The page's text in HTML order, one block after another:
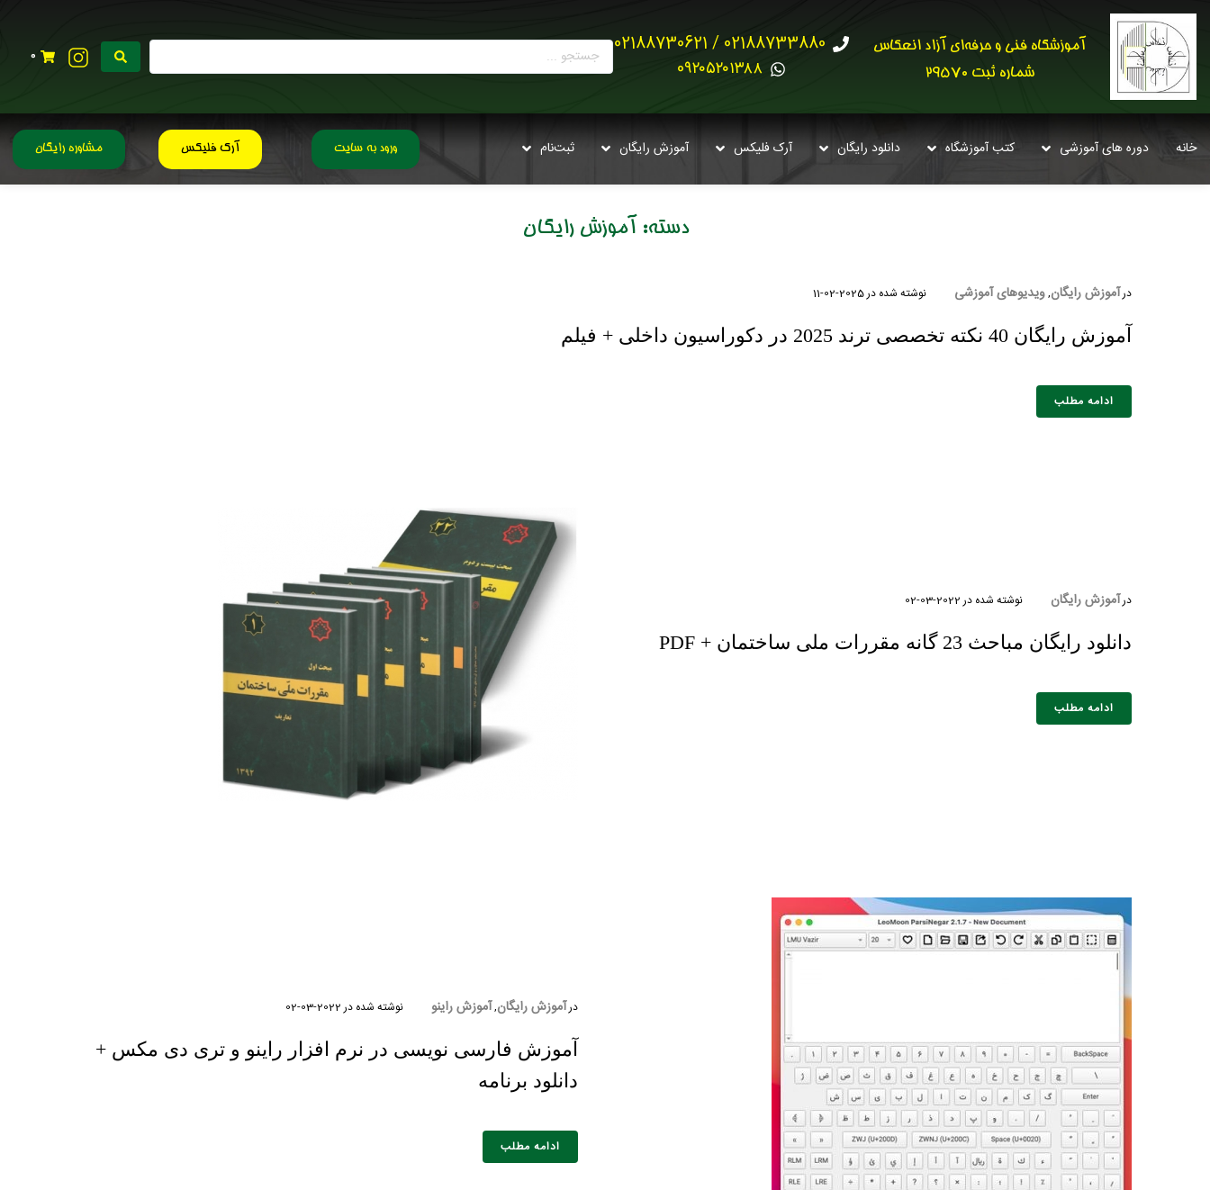
آموزشگاه فنی و حرفه‌ای آزاد انعکاس
شماره ثبت 29570
02188733880 / 02188730621
0۹۲۰۵۲۰۱۳۸۸
0
خانه دوره های آموزشی کتب آموزشگاه دانلود رایگان آرک فلیکس آموزش رایگان ثبت‌نام ورود به سایت آرک فلیکس مشاوره رایگان
دسته: آموزش رایگان
درآموزش رایگان,ویدیوهای آموزشی نوشته شده در2025-02-11
آموزش رایگان 40 نکته تخصصی ترند 2025 در دکوراسیون داخلی + فیلم
ادامه مطلب
درآموزش رایگان نوشته شده در 2022-03-02
دانلود رایگان مباحث 23 گانه مقررات ملی ساختمان + PDF
ادامه مطلب
درآموزش رایگان,آموزش راینو نوشته شده در2022-03-02
آموزش فارسی نویسی در نرم افزار راینو و تری دی مکس +
دانلود برنامه
ادامه مطلب